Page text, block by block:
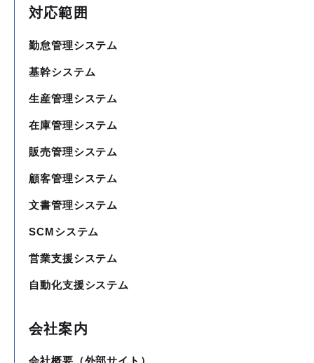
対応範囲
勤怠管理システム
基幹システム
生産管理システム
在庫管理システム
販売管理システム
顧客管理システム
文書管理システム
SCMシステム
営業支援システム
自動化支援システム
会社案内